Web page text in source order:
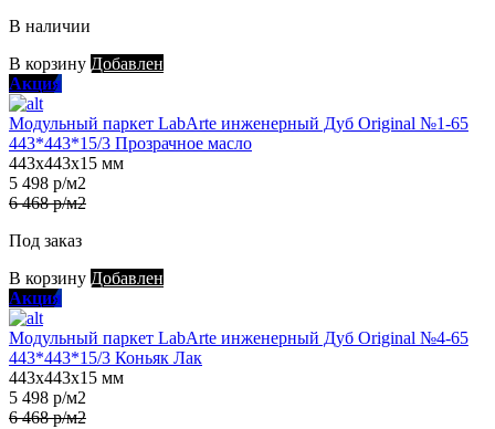
В наличии
В корзину Добавлен
Акция
Модульный паркет LabArte инженерный Дуб Original №1-65
443*443*15/3 Прозрачное масло
443х443х15 мм
5 498 р/м2
6 468 р/м2
Под заказ
В корзину Добавлен
Акция
Модульный паркет LabArte инженерный Дуб Original №4-65
443*443*15/3 Коньяк Лак
443х443х15 мм
5 498 р/м2
6 468 р/м2